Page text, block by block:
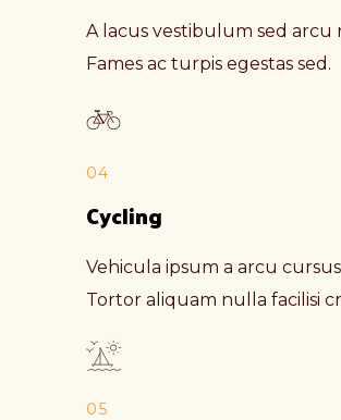
A lacus vestibulum sed arcu
Fames ac turpis egestas sed.
04
Cycling
Vehicula ipsum a arcu
Tortor aliquam nulla facilisi
05